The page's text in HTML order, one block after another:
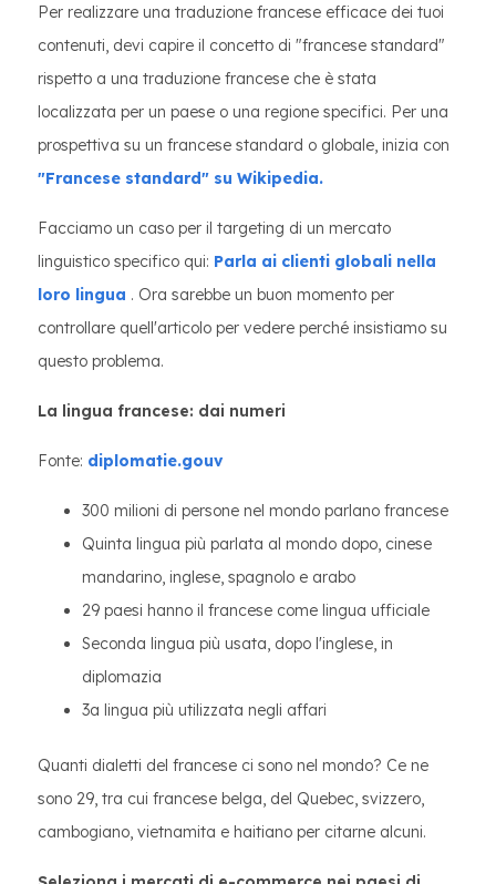
Per realizzare una traduzione francese efficace dei tuoi
contenuti, devi capire il concetto di "francese standard"
rispetto a una traduzione francese che è stata
localizzata per un paese o una regione specifici. Per una
prospettiva su un francese standard o globale, inizia con
"Francese standard" su Wikipedia.
Facciamo un caso per il targeting di un mercato
linguistico specifico qui: Parla ai clienti globali nella
loro lingua . Ora sarebbe un buon momento per
controllare quell'articolo per vedere perché insistiamo su
questo problema.
La lingua francese: dai numeri
Fonte: diplomatie.gouv
300 milioni di persone nel mondo parlano francese
Quinta lingua più parlata al mondo dopo, cinese
mandarino, inglese, spagnolo e arabo
29 paesi hanno il francese come lingua ufficiale
Seconda lingua più usata, dopo l'inglese, in
diplomazia
3a lingua più utilizzata negli affari
Quanti dialetti del francese ci sono nel mondo? Ce ne
sono 29, tra cui francese belga, del Quebec, svizzero,
cambogiano, vietnamita e haitiano per citarne alcuni.